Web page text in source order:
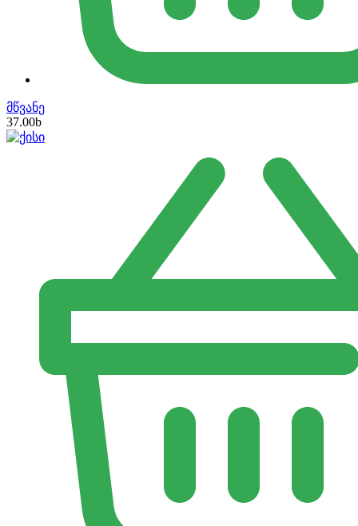
მწვანე
37.00b